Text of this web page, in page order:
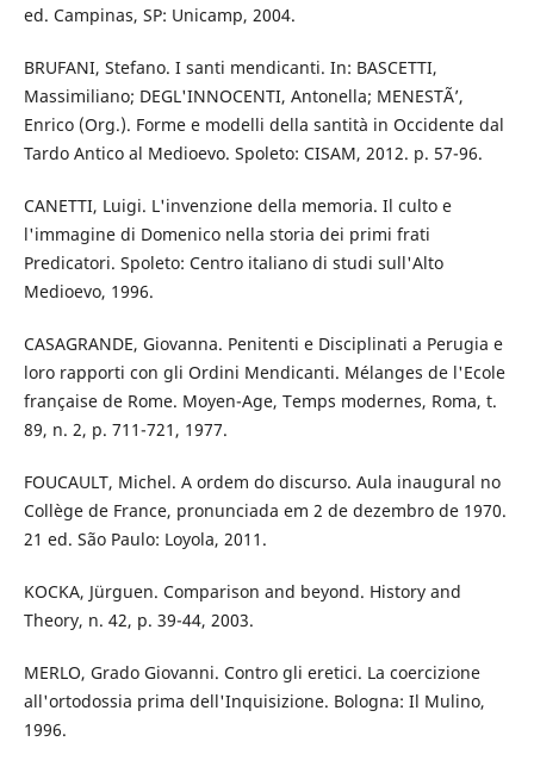
ed. Campinas, SP: Unicamp, 2004.
BRUFANI, Stefano. I santi mendicanti. In: BASCETTI,
Massimiliano; DEGL'INNOCENTI, Antonella; MENESTÃ’,
Enrico (Org.). Forme e modelli della santità in Occidente dal
Tardo Antico al Medioevo. Spoleto: CISAM, 2012. p. 57-96.
CANETTI, Luigi. L'invenzione della memoria. Il culto e
l'immagine di Domenico nella storia dei primi frati
Predicatori. Spoleto: Centro italiano di studi sull'Alto
Medioevo, 1996.
CASAGRANDE, Giovanna. Penitenti e Disciplinati a Perugia e
loro rapporti con gli Ordini Mendicanti. Mélanges de l'Ecole
française de Rome. Moyen-Age, Temps modernes, Roma, t.
89, n. 2, p. 711-721, 1977.
FOUCAULT, Michel. A ordem do discurso. Aula inaugural no
Collège de France, pronunciada em 2 de dezembro de 1970.
21 ed. São Paulo: Loyola, 2011.
KOCKA, Jürguen. Comparison and beyond. History and
Theory, n. 42, p. 39-44, 2003.
MERLO, Grado Giovanni. Contro gli eretici. La coercizione
all'ortodossia prima dell'Inquisizione. Bologna: Il Mulino,
1996.